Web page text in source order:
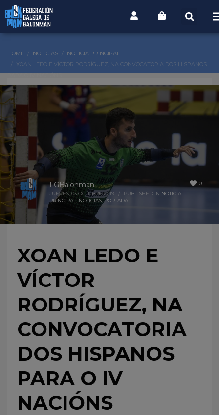
HOME NOTICIAS
NOTICIA PRINCIPAL
XOAN LEDO E VÍCTOR RODRÍGUEZ, NA CONVOCATORIA DOS HISPANOS
0
FGBalonmán
JUEVES, 03 OCTUBRE 2019 / PUBLISHED IN NOTICIA
PRINCIPAL
NOTICIAS,PORTADA
XOAN LEDO E
VÍCTOR
RODRÍGUEZ, NA
CONVOCATORIA
DOS HISPANOS
PARA O IV
NACIÓNS